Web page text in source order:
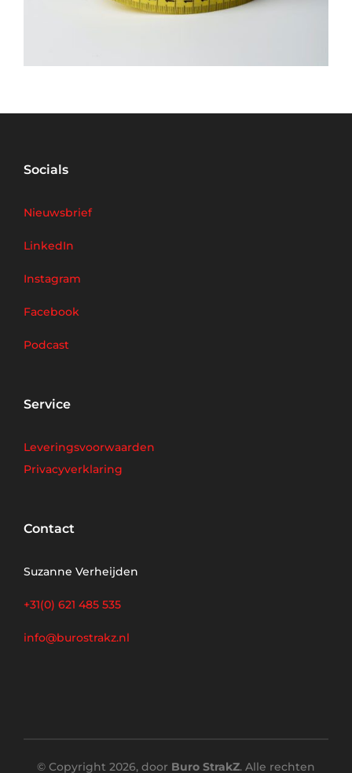
Socials
Nieuwsbrief
LinkedIn
Instagram
Facebook
Podcast
Service
Leveringsvoorwaarden
Privacyverklaring
Contact
Suzanne Verheijden
+31(0) 621 485 535
info@burostrakz.nl
© Copyright 2026, door Buro StrakZ. Alle rechten